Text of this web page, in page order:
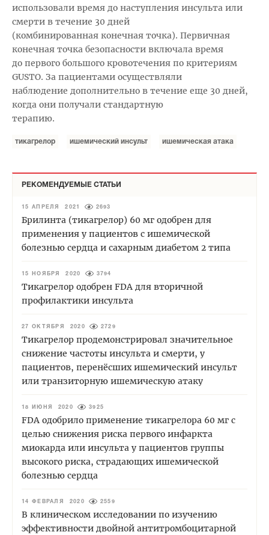
использовали время до наступления инсульта или
смерти в течение 30 дней
(комбинированная конечная точка). Первичная
конечная точка безопасности включала время
до первого большого кровотечения по критериям
GUSTO. За пациентами осуществляли
наблюдение дополнительно в течение еще 30 дней,
когда они получали стандартную
терапию.
тикагрелор ишемический инсульт ишемическая атака
РЕКОМЕНДУЕМЫЕ СТАТЬИ
15 АПРЕЛЯ 2021 2693
Брилинта (тикагрелор) 60 мг одобрен для
применения у пациентов с ишемической
болезнью сердца и сахарным диабетом 2 типа
15 НОЯБРЯ 2020 3794
Тикагрелор одобрен FDA для вторичной
профилактики инсульта
27 ОКТЯБРЯ 2020 2729
Тикагрелор продемонстрировал значительное
снижение частоты инсульта и смерти, у
пациентов, перенёсших ишемический инсульт
или транзиторную ишемическую атаку
18 ИЮНЯ 2020 3925
FDA одобрило применение тикагрелора 60 мг с
целью снижения риска первого инфаркта
миокарда или инсульта у пациентов группы
высокого риска, страдающих ишемической
болезнью сердца
14 ФЕВРАЛЯ 2020 2559
В клиническом исследовании по изучению
эффективности двойной антитромбоцитарной